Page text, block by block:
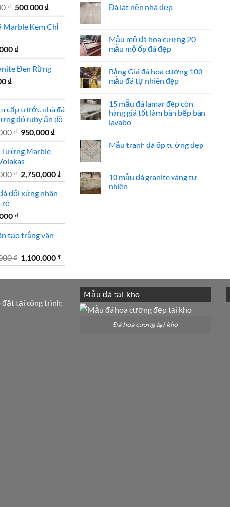
₫ Giá
gốc
là:
500,000 ₫Giá
hiện
tại
500,000 ₫.
Marble Kem Chỉ
₫
Đen Rừng
₫
cấp trước nhà đá
đỏ ruby ấn độ
₫ Giá
gốc
là:
1,000,000 ₫.
950,000 ₫Giá
hiện
950,000 ₫.
Marble
₫ Giá
gốc
là:
2,750,000 ₫Giá
hiện
đối xứng nhân
rẻ
₫
tạo trắng vân
₫ Giá
gốc
là:
1,100,000 ₫Giá
hiện
tại
1,100,000 ₫.
ốp
thang
luận
ở
ốp
mặt
tiền
Đá lát nền nhà đẹp
luận
ở
Đá
nhà
đẹp
Mẫu mộ đá hoa cương 20
mẫu mộ ốp đá đẹp
bình
luận
ở
đá
hoa
cương
20
ốp
đá
Bảng Giá đá hoa cương 100
mẫu đá tự nhiên đẹp
bình
luận
ở
Bảng
hoa
cương
tự
nhiên
đẹp
15 mẫu đá lamar đẹp còn
hàng giá tốt làm bàn bếp bàn
lavabo
bình
đá
lamar
đẹp
Mẫu tranh đá ốp tường đẹp
luận
ở
Mẫu
10 mẫu đá granite vàng tự
nhiên
đặt tại công trình:
Mẫu đá tại kho
Đá hoa cương tại kho